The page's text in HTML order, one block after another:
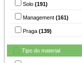
Solo (191)
Management (161)
Praga (139)
Tipo do material